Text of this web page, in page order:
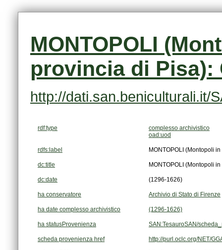
provincia di Pisa):
http://dati.san.beniculturali.it/
rdf:type
complesso archivistico
oad:uod
rdfs:label MONTOPOLI (Montopoli
dc:title MONTOPOLI (Montopoli
dc:date (1296-1626)
ha conservatore Archivio di Stato di Firenze
ha date complesso archivistico (1296-1626)
ha statusProvenienza SAN:TesauroSAN/
scheda provenienza href http://purl.oclc.org/NET/